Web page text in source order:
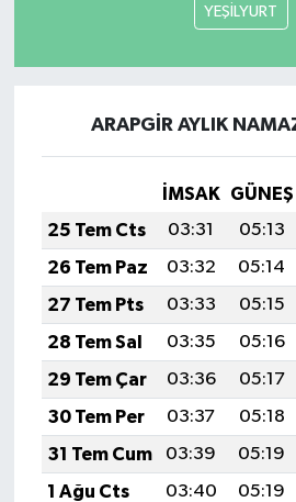
YEŞİLYURT
ARAPGİR AYLIK
İMSAK GÜNEŞ
25 Tem Cts
03:31 05:13
26 Tem Paz
03:32 05:14
27 Tem Pts
03:33 05:15
28 Tem Sal
03:35 05:16
29 Tem Çar
03:36 05:17
30 Tem Per
03:37 05:18
31 Tem Cum
03:39 05:19
1 Ağu Cts
03:40 05:19